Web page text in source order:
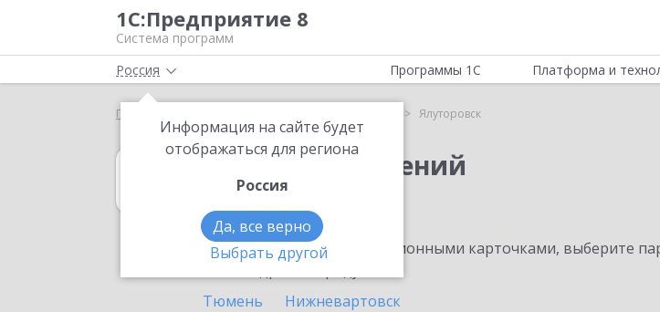
1С:Предприятие 8
Система программ
Россия
Информация на сайте будет
отображаться для региона
Россия
Да, все верно
Выбрать другой
Программы 1С Платформа и
Главная Ялуторовск
1С:Учет обращений
в Ялуторовске
Ознакомьтесь с информационными карточками, выберите
Тюмень
Нижневартовск